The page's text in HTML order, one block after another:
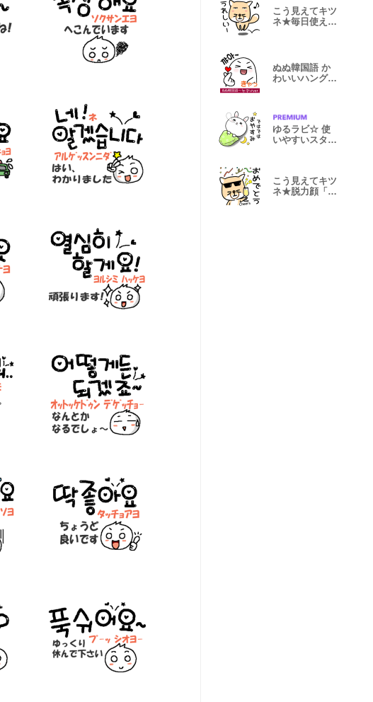
こう見えてキツ
ネ★毎日使える
ぬぬ韓国語 か
わいいハングル
ゆるラビ☆ 使
いやすいスタン
こう見えてキツ
ネ★脱力顔「あ